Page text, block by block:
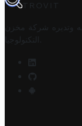
TROVIT
وتديره
شركة مخزن
التكنولوجيا